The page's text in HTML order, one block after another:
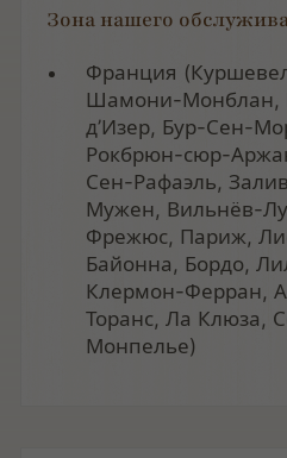
Зона нашего
Франция
Шамони-Монблан,
д’Изер, Бур-Сен-
Рокбрюн-сюр-
Сен-Рафаэль,
Мужен, Вильнёв-
Фрежюс, Париж,
Байонна, Бордо,
Клермон-Ферран,
Торанс, Ла Клюза,
Монпелье)